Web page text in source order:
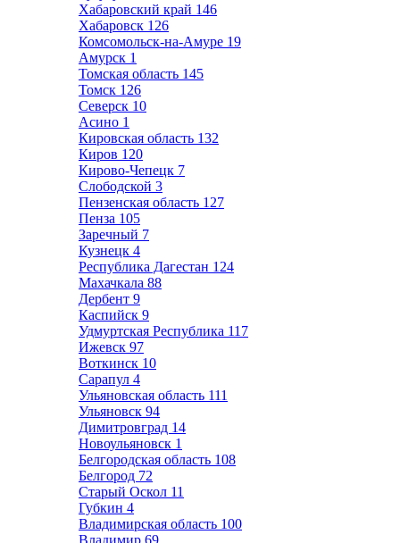
Хабаровский край 146
Хабаровск 126
Комсомольск-на-Амуре 19
Амурск 1
Томская область 145
Томск 126
Северск 10
Асино 1
Кировская область 132
Киров 120
Кирово-Чепецк 7
Слободской 3
Пензенская область 127
Пенза 105
Заречный 7
Кузнецк 4
Республика Дагестан 124
Махачкала 88
Дербент 9
Каспийск 9
Удмуртская Республика 117
Ижевск 97
Воткинск 10
Сарапул 4
Ульяновская область 111
Ульяновск 94
Димитровград 14
Новоульяновск 1
Белгородская область 108
Белгород 72
Старый Оскол 11
Губкин 4
Владимирская область 100
Владимир 69